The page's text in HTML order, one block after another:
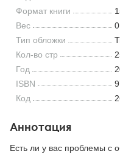
Формат книги
Вес
Тип обложки
Кол-во стр
Год
ISBN
Код
Аннотация
Есть ли у вас проблемы с